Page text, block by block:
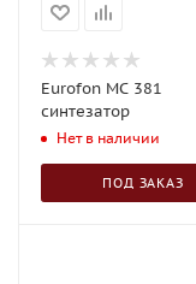
Eurofon MC 381
синтезатор
Нет в наличии
ПОД ЗАКАЗ